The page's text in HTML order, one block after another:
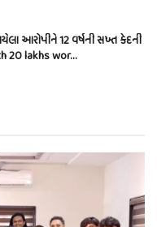
આરોપીને 12 વર્ષની સખ્ત કેદની
20 lakhs wor…